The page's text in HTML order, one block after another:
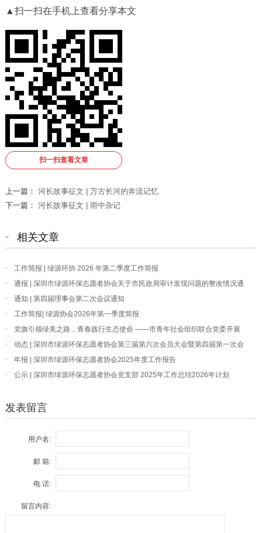
▲扫一扫在手机上查看分享本文
扫一扫查看文章
上一篇： 河长故事征文 | 万古长河的奔流记忆
下一篇： 河长故事征文 | 雨中杂记
相关文章
工作简报 | 绿源环协 2026 年第二季度工作简报
通报 | 深圳市绿源环保志愿者协会关于市民政局审计发现问题的整改情况通
报
通知 | 第四届理事会第二次会议通知
工作简报| 绿源协会2026年第一季度简报
党旗引领绿美之路，青春践行生态使命 ——市青年社会组织联合党委开展
“我为深圳种棵树”主题党日活动
动态 | 深圳市绿源环保志愿者协会第三届第六次会员大会暨第四届第一次会
员大会顺利召开
年报 | 深圳市绿源环保志愿者协会2025年度工作报告
公示 | 深圳市绿源环保志愿者协会党支部 2025年工作总结2026年计划
发表留言
用户名:
邮 箱:
电 话:
留言内容: